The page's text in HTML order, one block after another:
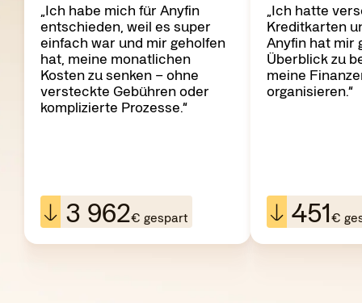
„Ich habe mich für Anyfin
entschieden, weil es super
einfach war und mir geholfen
hat, meine monatlichen
Kosten zu senken – ohne
versteckte Gebühren oder
komplizierte Prozesse.“
3 962€ gespart
„Ich hatte
Kreditkarten
Anyfin hat mir
Überblick zu
meine
organisieren.“
451€